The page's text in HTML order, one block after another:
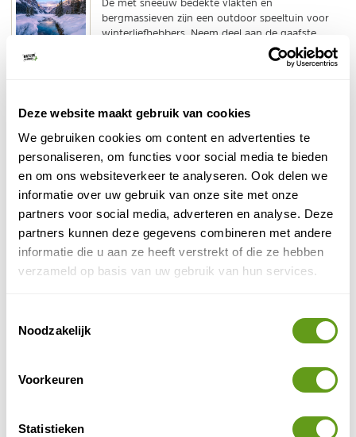
Deze website maakt gebruik van cookies
We gebruiken cookies om content en advertenties te
personaliseren, om functies voor social media te bieden
en om ons websiteverkeer te analyseren. Ook delen we
informatie over uw gebruik van onze site met onze
partners voor social media, adverteren en analyse. Deze
partners kunnen deze gegevens combineren met andere
informatie die u aan ze heeft verstrekt of die ze hebben
verzameld op basis van uw gebruik van hun services.
Noodzakelijk
Voorkeuren
Statistieken
De met sneeuw bedekte vlakten en
bergmassieven zijn een outdoor speeltuin voor
winterliefhebbers. Neem deel aan de gaafste
Camperreis Noord-Amerika
Amerika heb je alle vrijheid om te gaan en staan
waar je wil. Kies je eigen weg en voel je één met
de n...
BEKIJK
Bijzonder overnachten in Canada
Een mooie reis door Canada, daar horen unieke
overnachtingen bij! Verblijf op de mooiste
De Rockies lijken ervoor gemaakt om per camper
te doorkruisen. Brede wegen en de meest